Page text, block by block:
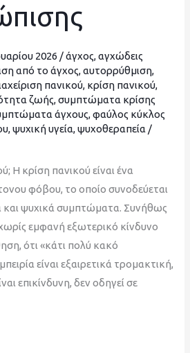
2026 /άγχος,αγχώδεις
από το άγχος,αυτορρύθμιση,
πανικού, κρίση πανικού,
ζωής,συμπτώματα κρίσης
άγχους,φαύλος κύκλος
,ψυχική υγεία,ψυχοθεραπεία /
Η κρίση πανικού είναι ένα
φόβου, το οποίο συνοδεύεται
ψυχικά συμπτώματα. Συνήθως
εμφανή εξωτερικό κίνδυνο
ότι «κάτι πολύ κακό
είναι εξαιρετικά τρομακτική,
επικίνδυνη, δεν οδηγεί σε